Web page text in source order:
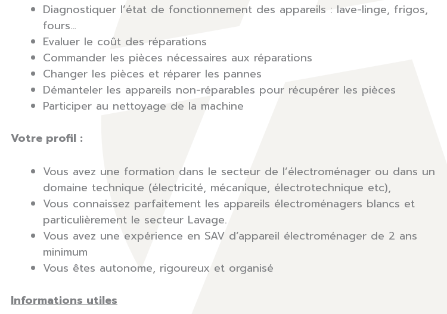
Diagnostiquer l’état de fonctionnement des appareils : lave-linge, frigos,
fours…
Evaluer le coût des réparations
Commander les pièces nécessaires aux réparations
Changer les pièces et réparer les pannes
Démanteler les appareils non-réparables pour récupérer les pièces
Participer au nettoyage de la machine
Votre profil :
Vous avez une formation dans le secteur de l’électroménager ou dans un
domaine technique (électricité, mécanique, électrotechnique etc),
Vous connaissez parfaitement les appareils électroménagers blancs et
particulièrement le secteur Lavage.
Vous avez une expérience en SAV d’appareil électroménager de 2 ans
minimum
Vous êtes autonome, rigoureux et organisé
Informations utiles